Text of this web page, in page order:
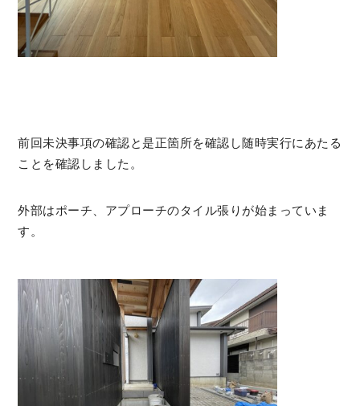
前回未決事項の確認と是正箇所を確認し随時実行にあたる
ことを確認しました。
外部はポーチ、アプローチのタイル張りが始まっていま
す。